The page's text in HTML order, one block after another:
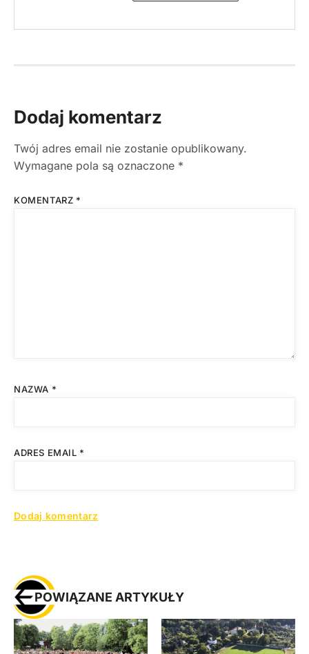
Dodaj komentarz
Twój adres email nie zostanie opublikowany.
Wymagane pola są oznaczone *
KOMENTARZ *
NAZWA *
ADRES EMAIL *
POWIĄZANE ARTYKUŁY